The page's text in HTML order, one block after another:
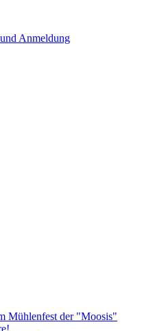
Anmeldung
Mühlenfest der "Moosis"